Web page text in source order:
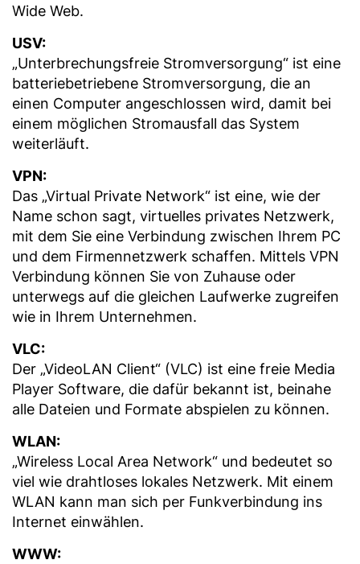
Wide Web.
USV:
„Unterbrechungsfreie Stromversorgung“ ist eine
batteriebetriebene Stromversorgung, die an
einen Computer angeschlossen wird, damit bei
einem möglichen Stromausfall das System
weiterläuft.
VPN:
Das „Virtual Private Network“ ist eine, wie der
Name schon sagt, virtuelles privates Netzwerk,
mit dem Sie eine Verbindung zwischen Ihrem PC
und dem Firmennetzwerk schaffen. Mittels VPN
Verbindung können Sie von Zuhause oder
unterwegs auf die gleichen Laufwerke zugreifen
wie in Ihrem Unternehmen.
VLC:
Der „VideoLAN Client“ (VLC) ist eine freie Media
Player Software, die dafür bekannt ist, beinahe
alle Dateien und Formate abspielen zu können.
WLAN:
„Wireless Local Area Network“ und bedeutet so
viel wie drahtloses lokales Netzwerk. Mit einem
WLAN kann man sich per Funkverbindung ins
Internet einwählen.
WWW: